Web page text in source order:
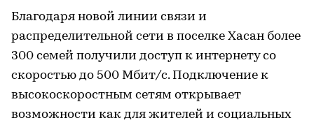
Благодаря новой линии связи и
распределительной сети в поселке Хасан более
300 семей получили доступ к интернету со
скоростью до 500 Мбит/с. Подключение к
высокоскоростным сетям открывает
возможности как для жителей и социальных